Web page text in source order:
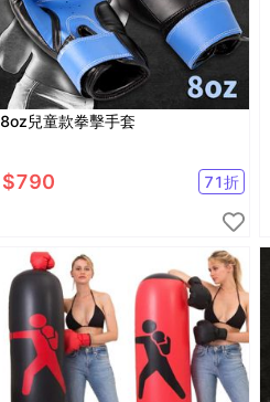
8oz兒童款拳擊手套
$790 71折